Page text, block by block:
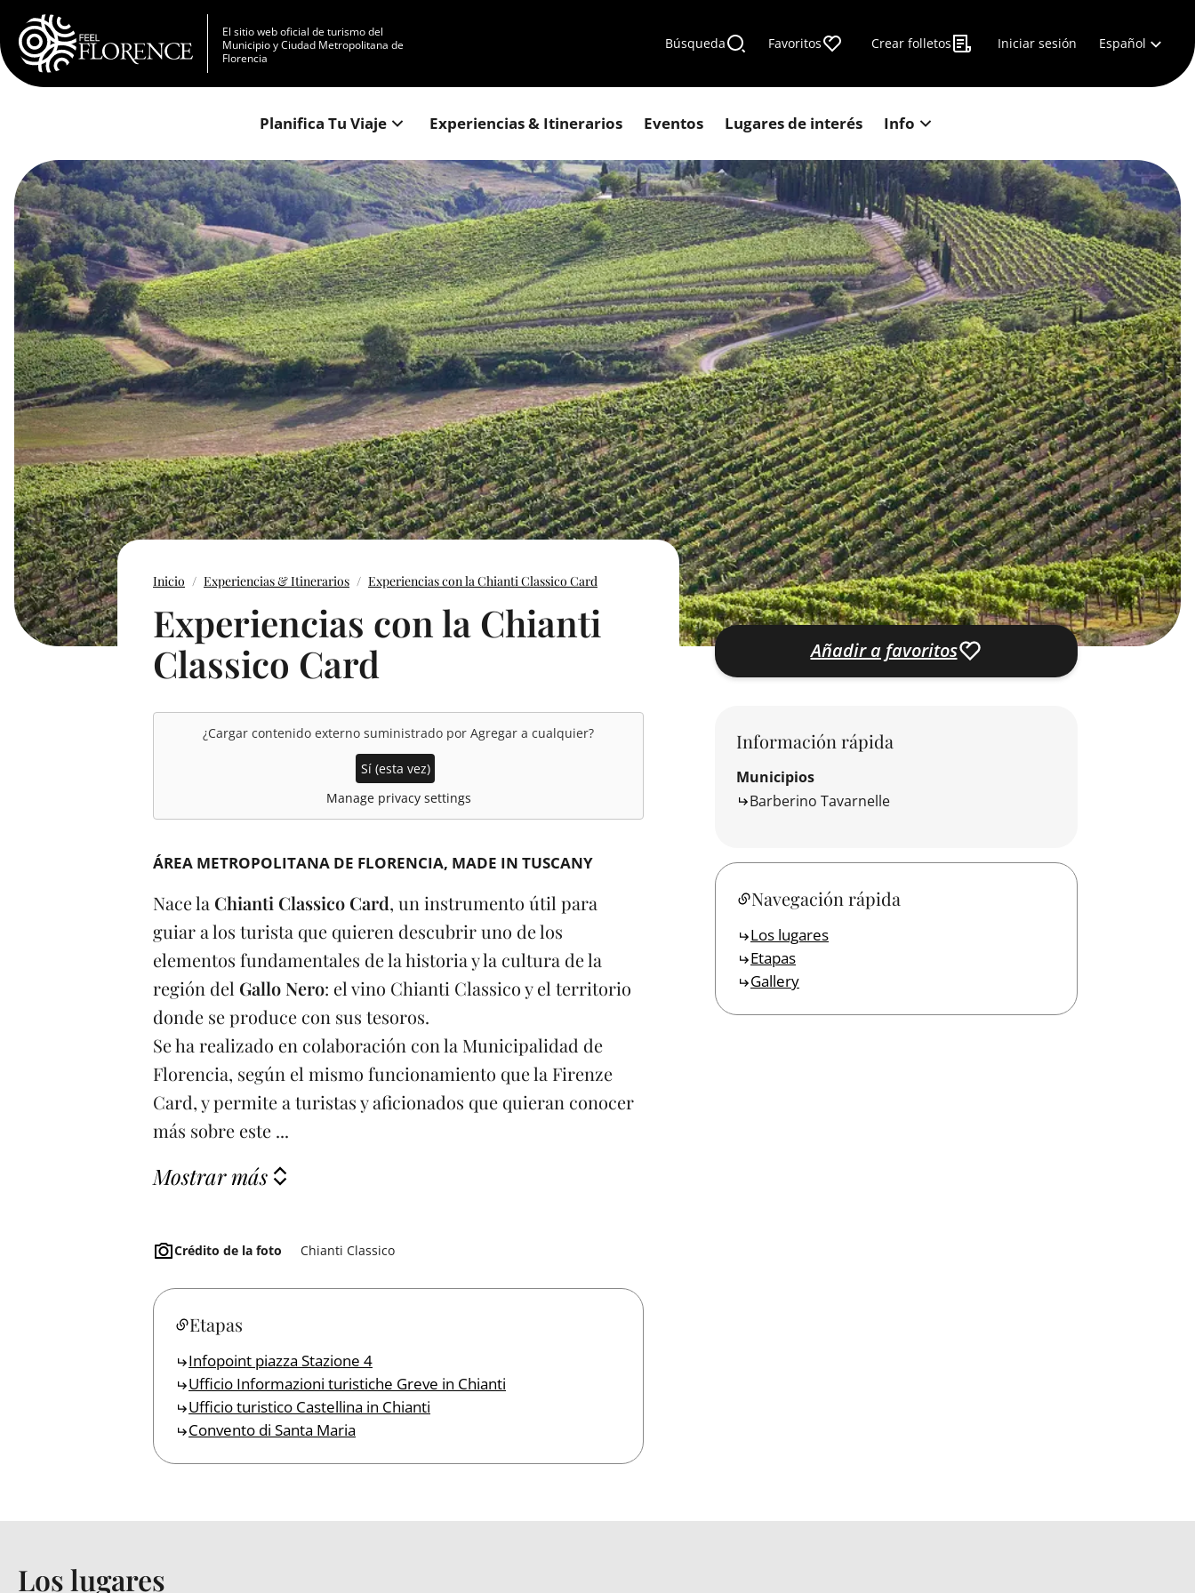
Pasar al contenido principal
El sitio web oficial de turismo del
Municipio y Ciudad Metropolitana de
Florencia
Búsqueda Favoritos Crear folletos Iniciar sesión Español
Planifica Tu Viaje Experiencias & Itinerarios Eventos Lugares de interés Info
Inicio Experiencias & Itinerarios Experiencias con la Chianti Classico Card
Experiencias con la Chianti
Classico Card
¿Cargar contenido externo suministrado por Agregar a cualquier?
Sí (esta vez)
Manage privacy settings
ÁREA METROPOLITANA DE FLORENCIA MADE IN TUSCANY
Nace la Chianti Classico Card, un instrumento útil para
guiar a los turista que quieren descubrir uno de los
elementos fundamentales de la historia y la cultura de la
región del Gallo Nero: el vino Chianti Classico y el territorio
donde se produce con sus tesoros.
Se ha realizado en colaboración con la Municipalidad de
Florencia, según el mismo funcionamiento que la Firenze
Card, y permite a turistas y aficionados que quieran conocer
más sobre este ...
Mostrar más
Crédito de la foto Chianti Classico
Etapas
Infopoint piazza Stazione 4
Ufficio Informazioni turistiche Greve in Chianti
Ufficio turistico Castellina in Chianti
Convento di Santa Maria
Añadir a favoritos
Información rápida
Municipios
Barberino Tavarnelle
Navegación rápida
Los lugares
Etapas
Gallery
Back to table of contents
Los lugares